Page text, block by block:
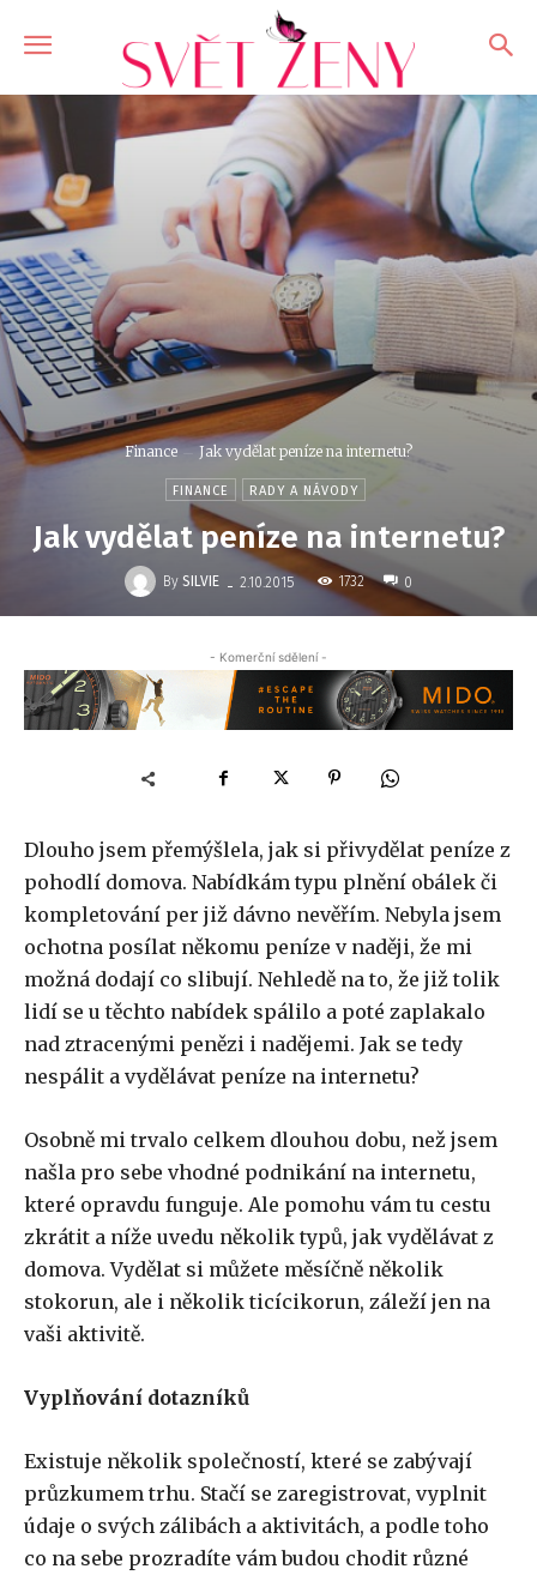
Finance Jak vydělat peníze na internetu?
FINANCE RADY A NÁVODY
Jak vydělat peníze na internetu?
By SILVIE - 2.10.2015 1732 0
- Komerční sdělení -
Dlouho jsem přemýšlela, jak si přivydělat peníze z
pohodlí domova. Nabídkám typu plnění obálek či
kompletování per již dávno nevěřím. Nebyla jsem
ochotna posílat někomu peníze v naději, že mi
možná dodají co slibují. Nehledě na to, že již tolik
lidí se u těchto nabídek spálilo a poté zaplakalo
nad ztracenými penězi i nadějemi. Jak se tedy
nespálit a vydělávat peníze na internetu?
Osobně mi trvalo celkem dlouhou dobu, než jsem
našla pro sebe vhodné podnikání na internetu,
které opravdu funguje. Ale pomohu vám tu cestu
zkrátit a níže uvedu několik typů, jak vydělávat z
domova. Vydělat si můžete měsíčně několik
stokorun, ale i několik ticícikorun, záleží jen na
vaši aktivitě.
Vyplňování dotazníků
Existuje několik společností, které se zabývají
průzkumem trhu. Stačí se zaregistrovat, vyplnit
údaje o svých zálibách a aktivitách, a podle toho
co na sebe prozradíte vám budou chodit různé